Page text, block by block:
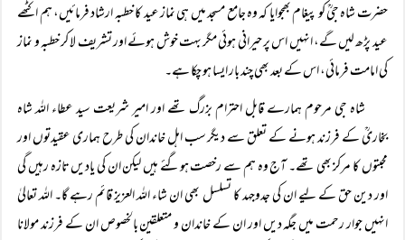
حضرت شاہ جیؒ کو پیغام بھجوایا کہ وہ جامع مسجد میں ہی نماز عید کا خطبہ ارشاد فرمائیں، ہم اکٹھے
عید پڑھ لیں گے، انہیں اس پر حیرانی ہوئی مگر بہت خوش ہوئے اور تشریف لا کر خطبہ و نماز
کی امامت فرمائی، اس کے بعد بھی چند بار ایسا ہو چکا ہے۔
شاہ جی مرحوم ہمارے قابل احترام بزرگ تھے اور امیر شریعت سید عطاء اللہ شاہ
بخاریؒ کے فرزند ہونے کے تعلق سے دیگر سب اہل خاندان کی طرح ہماری عقیدتوں اور
محبتوں کا مرکز بھی تھے۔ آج وہ ہم سے رخصت ہوگئے ہیں لیکن ان کی یادیں تازہ رہیں گی
اور دین حق کے لیے ان کی جدوجہد کا تسلسل بھی ان شاء اللہ العزیز قائم رہے گا۔ اللہ تعالیٰ
انہیں جوار رحمت میں جگہ دیں اور ان کے خاندان و متعلقین بالخصوص ان کے فرزند مولانا